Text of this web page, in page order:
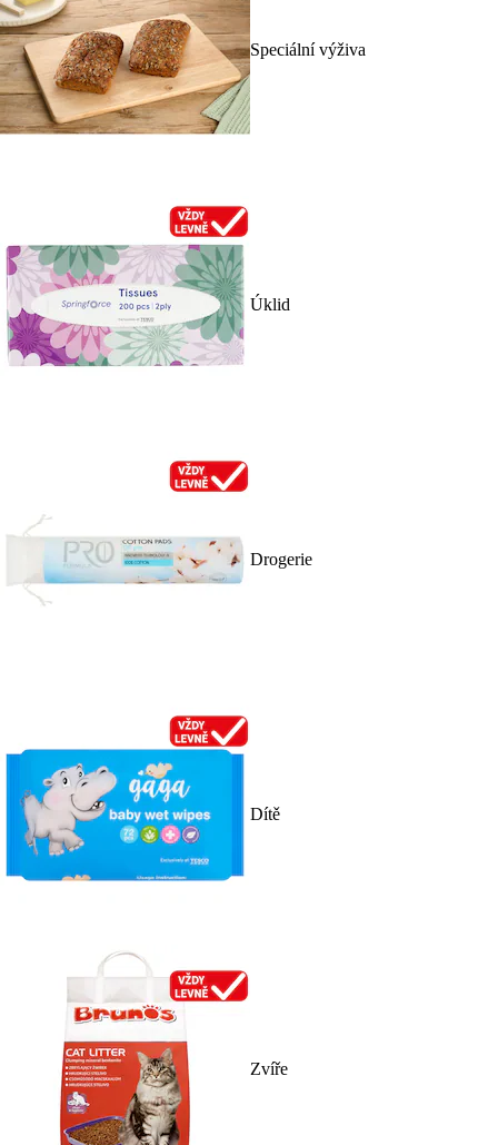
Speciální výživa
Úklid
Drogerie
Dítě
Zvíře